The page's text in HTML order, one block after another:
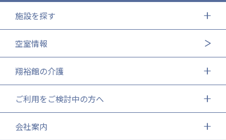
施設を探す
空室情報
翔裕館の介護
ご利用をご検討中の方へ
会社案内